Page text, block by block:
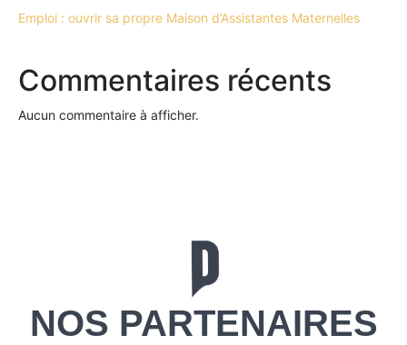
Emploi : ouvrir sa propre Maison d’Assistantes Maternelles
Commentaires récents
Aucun commentaire à afficher.
NOS PARTENAIRES